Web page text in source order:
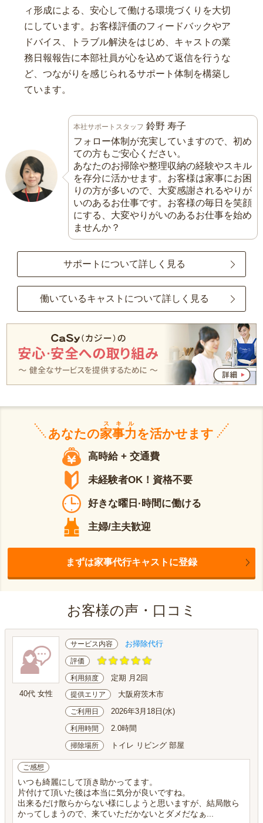
ィ形成による、安心して働ける環境づくりを大切
にしています。お客様評価のフィードバックやア
ドバイス、トラブル解決をはじめ、キャストの業
務日報報告に本部社員が心を込めて返信を行うな
ど、つながりを感じられるサポート体制を構築し
ています。
本社サポートスタッフ 鈴野 寿子
フォロー体制が充実していますので、初め
ての方もご安心ください。
あなたのお掃除や整理収納の経験やスキル
を存分に活かせます。お客様は家事にお困
りの方が多いので、大変感謝されるやりが
いのあるお仕事です。お客様の毎日を笑顔
にする、大変やりがいのあるお仕事を始め
ませんか？
サポートについて詳しく見る
働いているキャストについて詳しく見る
あなたの家事力
スキル
を活かせます
高時給 + 交通費
未経験者OK！資格不要
好きな曜日·時間に働ける
主婦/主夫歓迎
まずは家事代行キャストに登録
お客様の声・口コミ
40代 女性
サービス内容 お掃除代行
評価
利用頻度 定期 月2回
提供エリア 大阪府茨木市
ご利用日 2026年3月18日(水)
利用時間 2.0時間
掃除場所 トイレ リビング 部屋
ご感想
いつも綺麗にして頂き助かってます。
片付けて頂いた後は本当に気分が良いですね。
出来るだけ散らからない様にしようと思いますが、結局散ら
かってしまうので、来ていただかないとダメだなぁ...